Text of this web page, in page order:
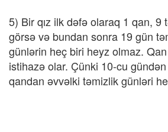
5) Bir qız ilk dəfə olaraq 1 qan, 9
görsə və bundan sonra 19 gün
günlərin heç biri heyz olmaz.
istihazə olar. Çünki 10-cu
qandan əvvəlki təmizlik günləri